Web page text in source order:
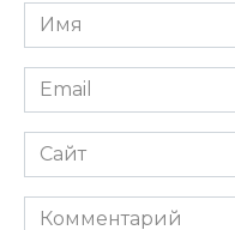
Имя
*
Email
*
Сайт
Комментарий